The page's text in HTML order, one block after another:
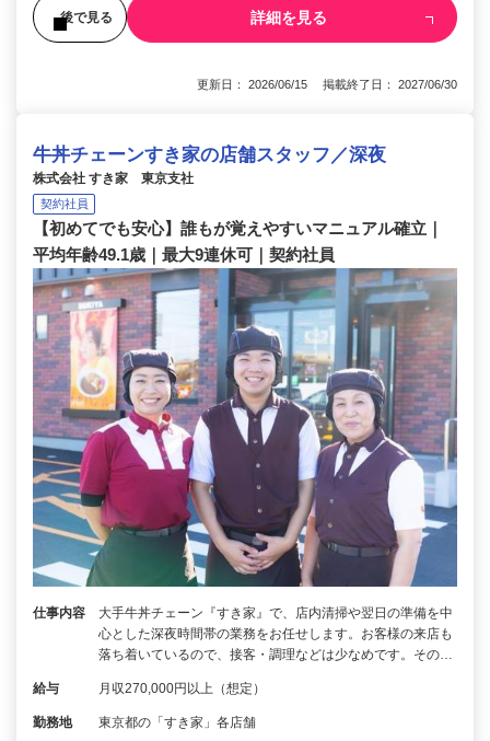
後で見る 詳細を見る
更新日： 2026/06/15 掲載終了日： 2027/06/30
牛丼チェーンすき家の店舗スタッフ／深夜
株式会社 すき家 東京支社
契約社員
【初めてでも安心】誰もが覚えやすいマニュアル確立｜
平均年齢49.1歳｜最大9連休可｜契約社員
仕事内容
大手牛丼チェーン『すき家』で、店内清掃や翌日の準備を中
心とした深夜時間帯の業務をお任せします。お客様の来店も
落ち着いているので、接客・調理などは少なめです。その…
給与 月収270,000円以上（想定）
勤務地 東京都の「すき家」各店舗